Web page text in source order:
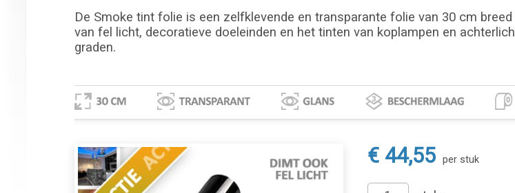
De Smoke tint folie is een zelfklevende en transparante folie van 30 cm
van fel licht, decoratieve doeleinden en het tinten van koplampen en
graden.
€ 44,55 per stuk